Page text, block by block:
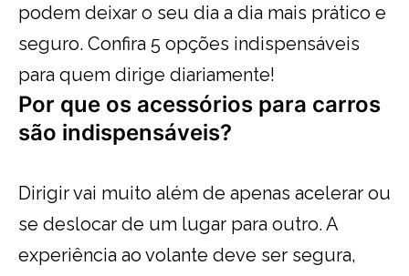
podem deixar o seu dia a dia mais prático e
seguro. Confira 5 opções indispensáveis
para quem dirige diariamente!
Por que os acessórios para carros
são indispensáveis?
Dirigir vai muito além de apenas acelerar ou
se deslocar de um lugar para outro. A
experiência ao volante deve ser segura,